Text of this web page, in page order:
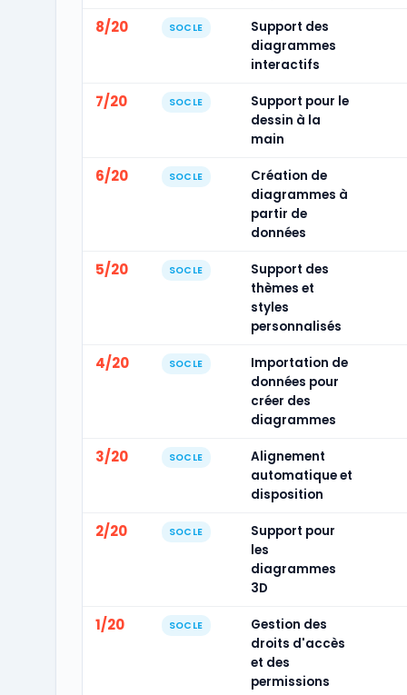
8/20 SOCLE
Support des
diagrammes
interactifs
7/20 SOCLE
Support pour le
dessin à la
main
6/20 SOCLE
Création de
diagrammes à
partir de
données
5/20 SOCLE
Support des
thèmes et
styles
personnalisés
4/20 SOCLE
Importation de
données pour
créer des
diagrammes
3/20 SOCLE
Alignement
automatique et
disposition
2/20 SOCLE
Support pour
les
diagrammes
3D
1/20 SOCLE
Gestion des
droits d'accès
et des
permissions